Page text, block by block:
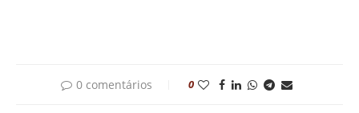
0 comentários 0